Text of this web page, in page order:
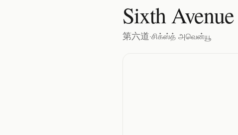
Sixth Avenue
第六道·சிக்ஸ்த் அவென்யூ